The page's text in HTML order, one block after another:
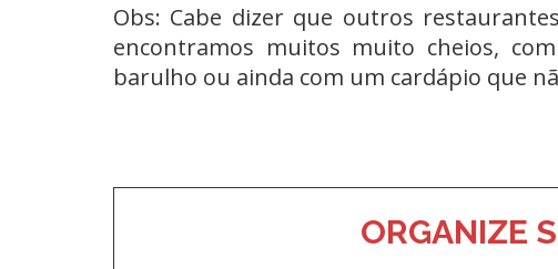
Obs: Cabe dizer que outros
encontramos muitos muito cheios,
barulho ou ainda com um cardápio que
ORGANIZE